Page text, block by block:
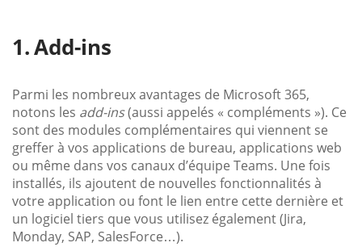
Add-ins
Parmi les nombreux avantages de Microsoft 365,
notons les add-ins(aussi appelés « compléments »). Ce
sont des modules complémentaires qui viennent se
greffer à vos applications de bureau, applications web
ou même dans vos canaux d’équipe Teams. Une fois
installés, ils ajoutent de nouvelles fonctionnalités à
votre application ou font le lien entre cette dernière et
un logiciel tiers que vous utilisez également (Jira,
Monday, SAP, SalesForce…).